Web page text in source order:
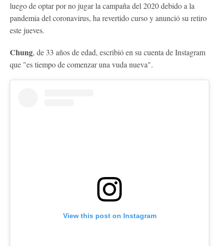
luego de optar por no jugar la campaña del 2020 debido a la
pandemia del coronavirus, ha revertido curso y anunció su retiro
este jueves.
Chung, de 33 años de edad, escribió en su cuenta de Instagram
que "es tiempo de comenzar una vuda nueva".
View this post on Instagram